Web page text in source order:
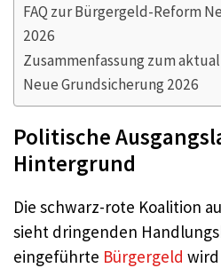
FAQ zur Bürgergeld-Reform
2026
Zusammenfassung zum
Neue Grundsicherung 2026
Politische
Hintergrund
Die schwarz-rote Koalition
sieht dringenden
eingeführte Bürgergeld